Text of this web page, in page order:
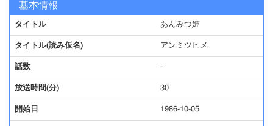
基本情報
タイトル あんみつ姫
タイトル(読み仮名) アンミツヒメ
話数 -
放送時間(分) 30
開始日 1986-10-05